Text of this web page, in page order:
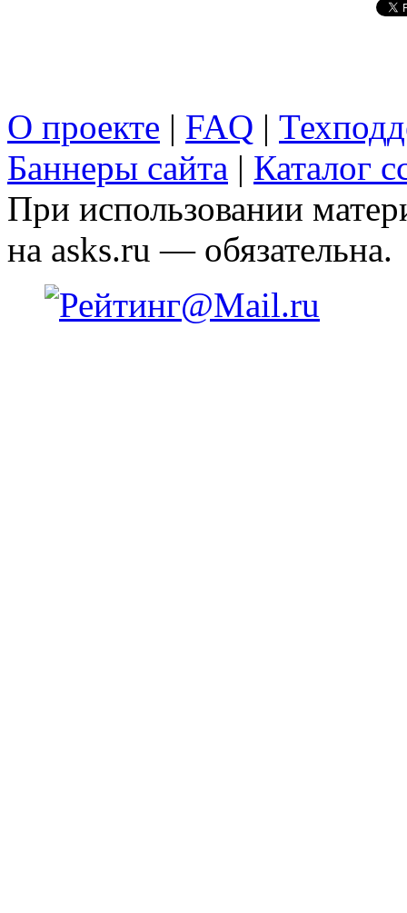
О проекте | FAQ |
Баннеры сайта | Каталог
При использовании
на asks.ru — обязательна.